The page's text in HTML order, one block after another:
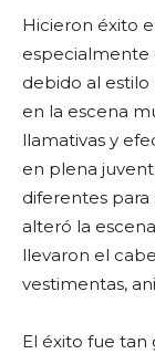
Hicieron éxito
especialmente
debido al
en la escena
llamativas y
en plena
diferentes para
alteró la
llevaron el
vestimentas,
El éxito fue tan